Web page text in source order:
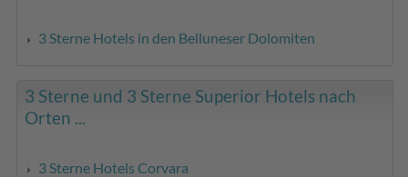
3 Sterne Hotels in den Belluneser Dolomiten
3 Sterne und 3 Sterne Superior Hotels nach
Orten ...
3 Sterne Hotels Corvara